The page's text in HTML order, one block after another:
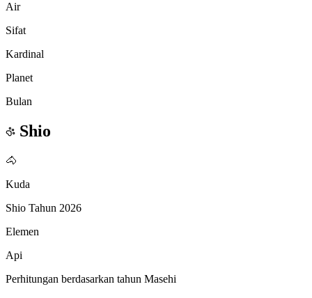
Air
Sifat
Kardinal
Planet
Bulan
Shio
🐴
Kuda
Shio Tahun 2026
Elemen
Api
Perhitungan berdasarkan tahun Masehi